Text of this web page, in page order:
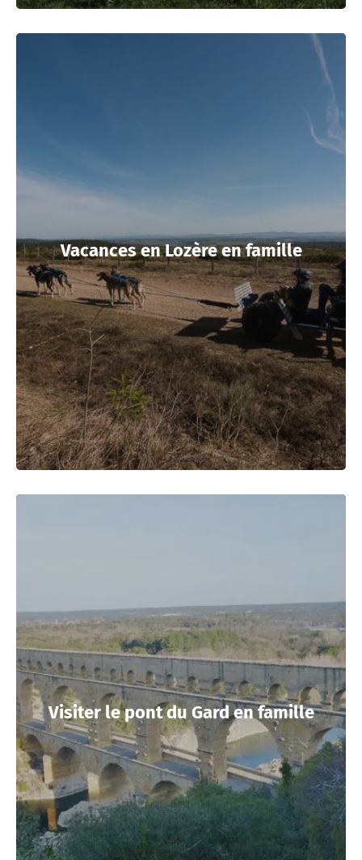
Vacances en Lozère en famille
Visiter le pont du Gard en famille